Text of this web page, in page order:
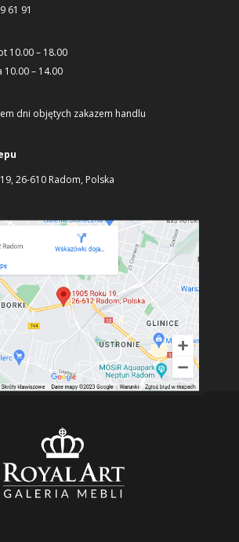
61 91
10.00 – 18.00
10.00 – 14.00
dni objętych zakazem handlu
26-610 Radom, Polska